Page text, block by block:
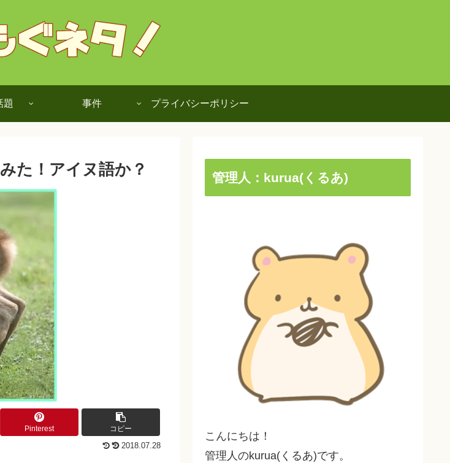
題 事件 プライバシーポリシー
た！アイヌ語か？
Pinterest
コピー
2018.07.28
管理人：kurua(くるあ)
こんにちは！
管理人のkurua(くるあ)です。